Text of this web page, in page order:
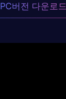
PC버전 다운로드